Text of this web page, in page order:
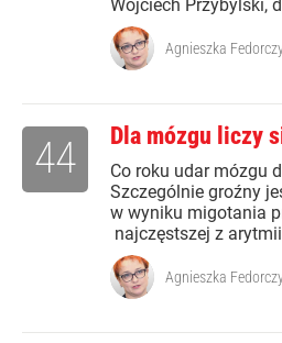
Wojciech Przybylski,
Agnieszka
Dla mózgu liczy
Co roku udar mózgu
Szczególnie groźny
w wyniku migotania
najczęstszej z
44
Agnieszka